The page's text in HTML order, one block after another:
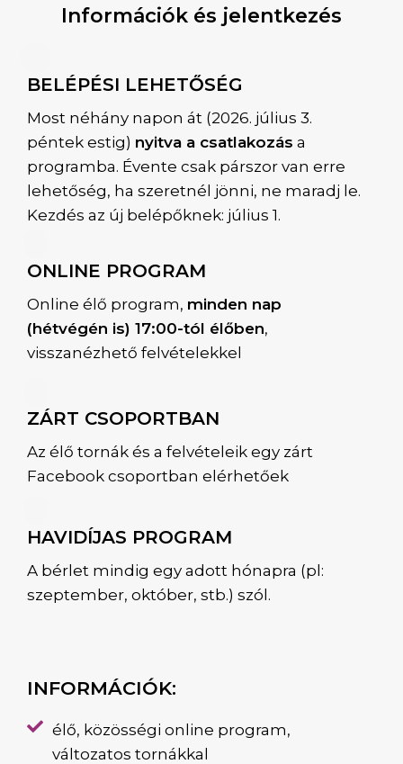
Információk és jelentkezés
INFORMÁCIÓK:
élő, közösségi online program,
változatos tornákkal
BELÉPÉSI LEHETŐSÉG
Most néhány napon át (2026. július 3.
péntek estig) nyitva a csatlakozás a
programba. Évente csak párszor van erre
lehetőség, ha szeretnél jönni, ne maradj le.
Kezdés az új belépőknek: július 1.
ONLINE PROGRAM
Online élő program, minden nap
(hétvégén is) 17:00-tól élőben,
visszanézhető felvételekkel
ZÁRT CSOPORTBAN
Az élő tornák és a felvételeik egy zárt
Facebook csoportban elérhetőek
HAVIDÍJAS PROGRAM
A bérlet mindig egy adott hónapra (pl:
szeptember, október, stb.) szól.